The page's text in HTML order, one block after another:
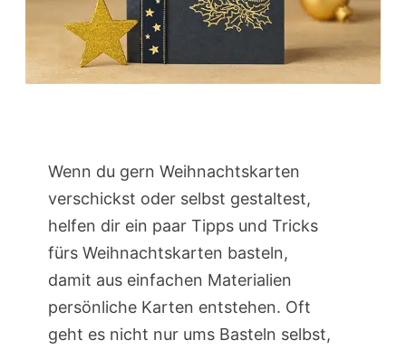
Wenn du gern Weihnachtskarten
verschickst oder selbst gestaltest,
helfen dir ein paar Tipps und Tricks
fürs Weihnachtskarten basteln,
damit aus einfachen Materialien
persönliche Karten entstehen. Oft
geht es nicht nur ums Basteln selbst,